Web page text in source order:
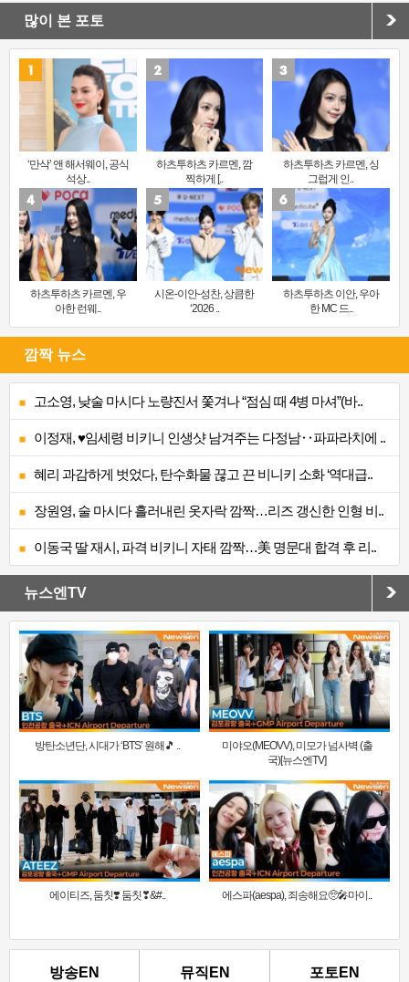
많이 본 포토
‘만삭’ 앤 해서웨이, 공식
석상..
하츠투하츠 카르멘, 깜
찍하게 [..
하츠투하츠 카르멘, 싱
그럽게 인..
하츠투하츠 카르멘, 우
아한 런웨..
시온-이안-성찬, 상큼한
‘2026 ..
하츠투하츠 이안, 우아
한 MC 드..
깜짝 뉴스
고소영, 낮술 마시다 노량진서 쫓겨나 “점심 때 4병 마셔”(바..
이정재, ♥임세령 비키니 인생샷 남겨주는 다정남‥파파라치에 ..
혜리 과감하게 벗었다, 탄수화물 끊고 끈 비니키 소화 ‘역대급..
장원영, 술 마시다 흘러내린 옷자락 깜짝…리즈 갱신한 인형 비..
이동국 딸 재시, 파격 비키니 자태 깜짝…美 명문대 합격 후 리..
뉴스엔TV
방탄소년단, 시대가 ‘BTS’ 원해🎵 ..
미야오(MEOVV), 미모가 넘사벽 (출
국)[뉴스엔TV]
에이티즈, 둠칫❣️ 둠칫❣&#.. 에스파(aespa), 죄송해요🥺🎤마이..
방송EN 뮤직EN 포토EN